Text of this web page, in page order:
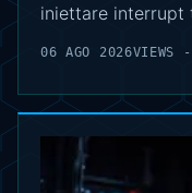
iniettare interrupt
06 AGO 2026VIEWS